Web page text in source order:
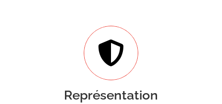
Représentation